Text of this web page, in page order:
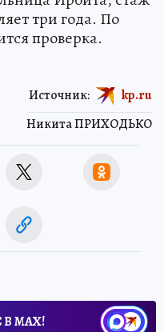
три года. По
проверка.
Никита ПРИХОДЬКО
Источник: kp.ru
В МАХ!